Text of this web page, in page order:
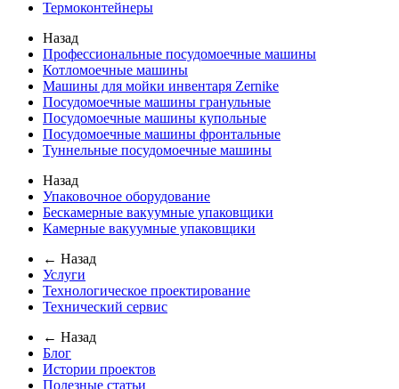
Термоконтейнеры
Назад
Профессиональные посудомоечные машины
Котломоечные машины
Машины для мойки инвентаря Zernike
Посудомоечные машины гранульные
Посудомоечные машины купольные
Посудомоечные машины фронтальные
Туннельные посудомоечные машины
Назад
Упаковочное оборудование
Бескамерные вакуумные упаковщики
Камерные вакуумные упаковщики
← Назад
Услуги
Технологическое проектирование
Технический сервис
← Назад
Блог
Истории проектов
Полезные статьи